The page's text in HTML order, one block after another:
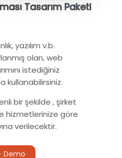
Tasarım Paketi
yazılım v.b.
olan, web
istediğiniz
kullanabilirsiniz.
bir şekilde , şirket
hizmetlerinize göre
verilecektir.
Demo